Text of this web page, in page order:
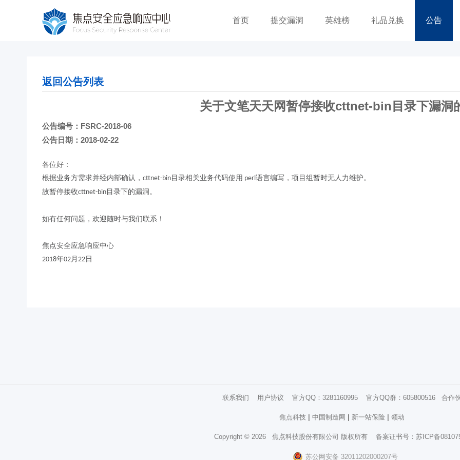
首页 提交漏洞 英雄榜 礼品兑换 公告
返回公告列表
关于文笔天天网暂停接收cttnet-bin目录下漏洞
公告编号：FSRC-2018-06
公告日期：2018-02-22
各位好：
根据业务方需求并经内部确认，cttnet-bin目录相关业务代码使用 perl语言编写，项目组暂时无人力维护。
故暂停接收cttnet-bin目录下的漏洞。
如有任何问题，欢迎随时与我们联系！
焦点安全应急响应中心
2018年02月22日
联系我们 用户协议 官方QQ：3281160995 官方QQ群：605800516 合作
焦点科技 中国制造网 新一站保险 领动
Copyright © 2026 焦点科技股份有限公司 版权所有 备案证书号： 苏ICP备
苏公网安备 32011202000207号